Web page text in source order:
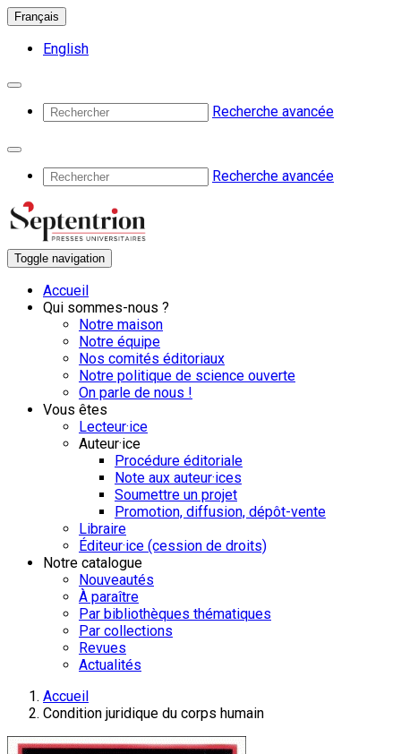
Français
English
Recherche avancée
Recherche avancée
Toggle navigation
Accueil
Qui sommes-nous ?
Notre maison
Notre équipe
Nos comités éditoriaux
Notre politique de science ouverte
On parle de nous !
Vous êtes
Lecteur·ice
Auteur·ice
Procédure éditoriale
Note aux auteur·ices
Soumettre un projet
Promotion, diffusion, dépôt-vente
Libraire
Éditeur·ice (cession de droits)
Notre catalogue
Nouveautés
À paraître
Par bibliothèques thématiques
Par collections
Revues
Actualités
Accueil
Condition juridique du corps humain